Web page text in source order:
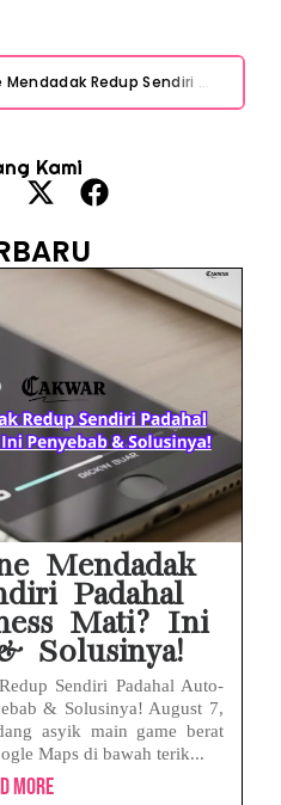
Layar iPhone Mendadak Redup Sendiri Padahal Auto-Brightness Mati? Ini Penyebab & Solusinya!
Prabowo Sebut ‘Londo Ireng’, Ray Rangkuti Desak DPR Bersikap, Ini Ulasan Politiknya
MAKI Soroti Penahanan Eks Jampidsus Febrie Adriansyah Tanpa Rompi Pink
Babak Baru Kasus Febrie Adriansyah, Rencana Praperadilan Penyitaan Emas dan Uang Tunai Jadi Sorotan
Baterai Apple Watch Cepat Boros? Ini Penyebab dan Cara Mengatasinya
HP Huawei Cepat Panas? Ini Penyebab Utama dan Cara Mengatasinya
Kami
Mendadak
Padahal
Mati? Ini
Solusinya!
Sendiri Padahal Auto-
& Solusinya! August 7,
asyik main game berat
Maps di bawah terik...
More